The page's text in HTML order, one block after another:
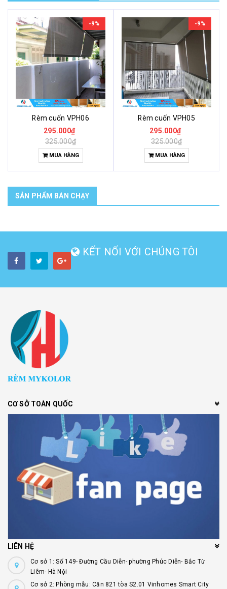
-9%
Rèm cuốn VPH06
295.000₫
325.000₫
MUA HÀNG
-9%
Rèm cuốn VPH05
295.000₫
325.000₫
MUA HÀNG
SẢN PHẨM BÁN CHẠY
KẾT NỐI VỚI CHÚNG TÔI
CƠ SỞ TOÀN QUỐC
LIÊN HỆ
Cơ sở 1: Số 149- Đường Cầu Diễn- phường Phúc Diễn- Bắc Từ
Liêm- Hà Nội
Cơ sở 2: Phòng mẫu: Căn 821 tòa S2.01 Vinhomes Smart City